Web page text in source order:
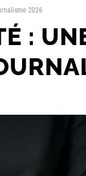
2026
: